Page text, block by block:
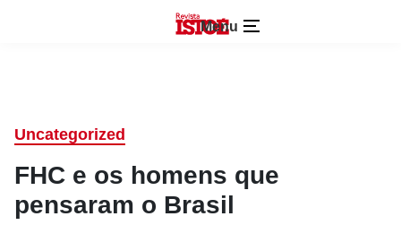
Menu
Uncategorized
FHC e os homens que
pensaram o Brasil